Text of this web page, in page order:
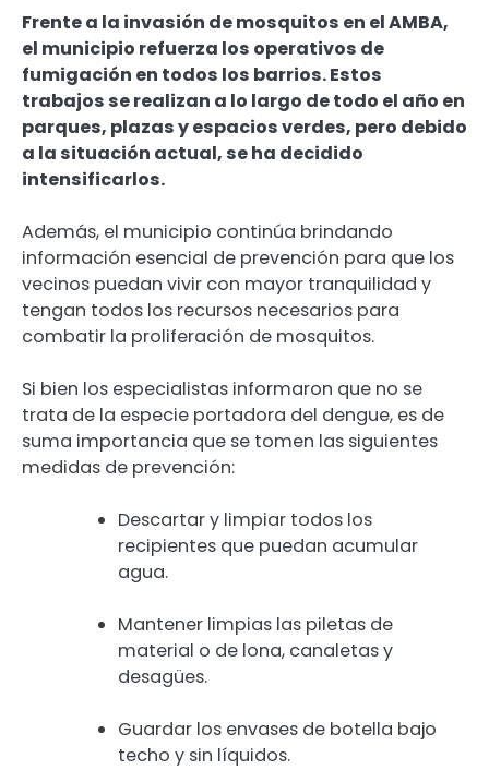
Frente a la invasión de mosquitos en el AMBA,
el municipio refuerza los operativos de
fumigación en todos los barrios. Estos
trabajos se realizan a lo largo de todo el año en
parques, plazas y espacios verdes, pero debido
a la situación actual, se ha decidido
intensificarlos.
Además, el municipio continúa brindando
información esencial de prevención para que los
vecinos puedan vivir con mayor tranquilidad y
tengan todos los recursos necesarios para
combatir la proliferación de mosquitos.
Si bien los especialistas informaron que no se
trata de la especie portadora del dengue, es de
suma importancia que se tomen las siguientes
medidas de prevención:
Descartar y limpiar todos los
recipientes que puedan acumular
agua.
Mantener limpias las piletas de
material o de lona, canaletas y
desagües.
Guardar los envases de botella bajo
techo y sin líquidos.